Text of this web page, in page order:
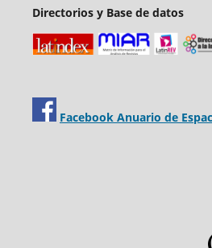
Directorios y Base de datos
Facebook Anuario de